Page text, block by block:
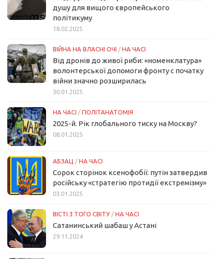
душу для вищого європейського
політикуму
18.02.2025
ВІЙНА НА ВЛАСНІ ОЧІ / НА ЧАСІ
Від дронів до живої риби: «номенклатура»
волонтерської допомоги фронту с початку
війни значно розширилась
30.01.2025
НА ЧАСІ / ПОЛІТАНАТОМІЯ
2025-й. Рік глобального тиску на Москву?
08.01.2025
АБЗАЦ / НА ЧАСІ
Сорок сторінок ксенофобії: путін затвердив
російську «стратегію протидії екстремізму»
03.01.2025
ВІСТІ З ТОГО СВІТУ / НА ЧАСІ
Сатанинський шабаш у Астані
29.11.2024